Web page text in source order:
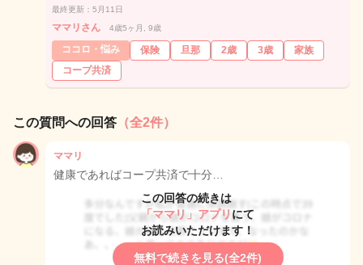
最終更新：5月11日
ママリさん 4歳5ヶ月, 9歳
ココロ・悩み 保険 旦那 2歳 3歳
家族
コープ共済
この質問への回答 （全2件）
ママリ
健康であればコープ共済で十分…
この回答の続きは
「ママリ」アプリ にて
お読みいただけます！
無料で続きを見る(全2件)